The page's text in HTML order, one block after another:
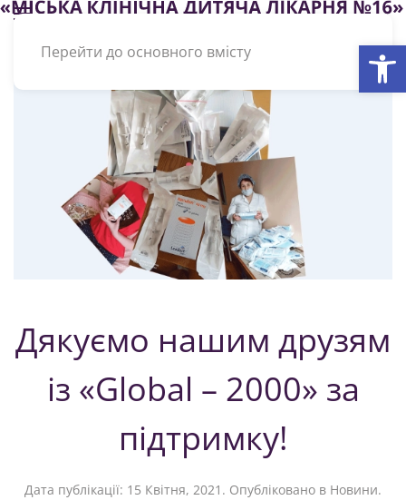
Перейти до основного вмісту
Дякуємо нашим друзям
із «Global – 2000» за
підтримку!
Дата публікації: 15 Квітня, 2021 . Опубліковано в Новини.